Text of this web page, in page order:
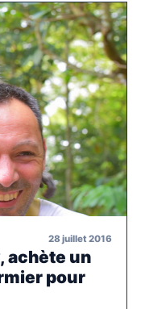
28 juillet 2016
achète un
pour